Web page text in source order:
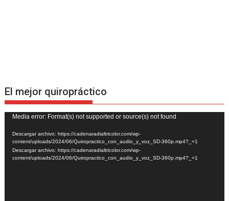
El mejor quiropráctico
Reproductor
de
vídeo
Media error: Format(s) not supported or source(s) not found
Descargar archivo: https://cadenaradialtricolor.com/wp-
content/uploads/2024/06/Quiropractico_con_audio_y_voz_SD-360p.mp4?_=1
Descargar archivo: https://cadenaradialtricolor.com/wp-
content/uploads/2024/06/Quiropractico_con_audio_y_voz_SD-360p.mp4?_=1